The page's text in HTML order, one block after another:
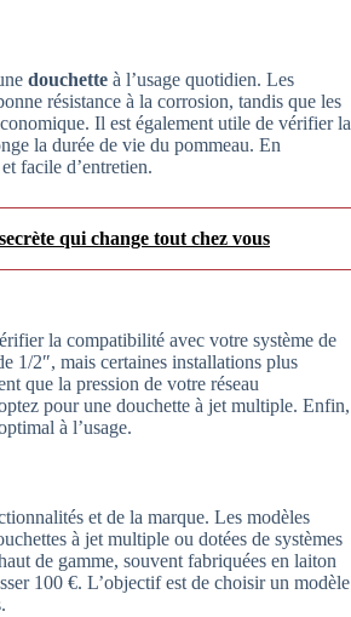
douchette à l’usage quotidien. Les
résistance à la corrosion, tandis que les
Il est également utile de vérifier la
la durée de vie du pommeau. En
facile d’entretien.
qui change tout chez vous
la compatibilité avec votre système de
1/2″, mais certaines installations plus
que la pression de votre réseau
pour une douchette à jet multiple. Enfin,
à l’usage.
et de la marque. Les modèles
à jet multiple ou dotées de systèmes
de gamme, souvent fabriquées en laiton
100 €. L’objectif est de choisir un modèle